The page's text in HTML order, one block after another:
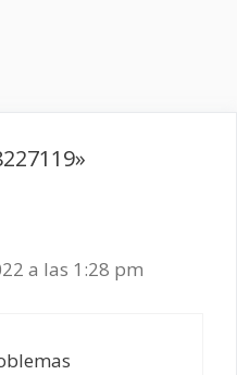
a las 1:28 pm